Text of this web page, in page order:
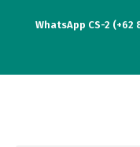
WhatsApp CS-2 (+62